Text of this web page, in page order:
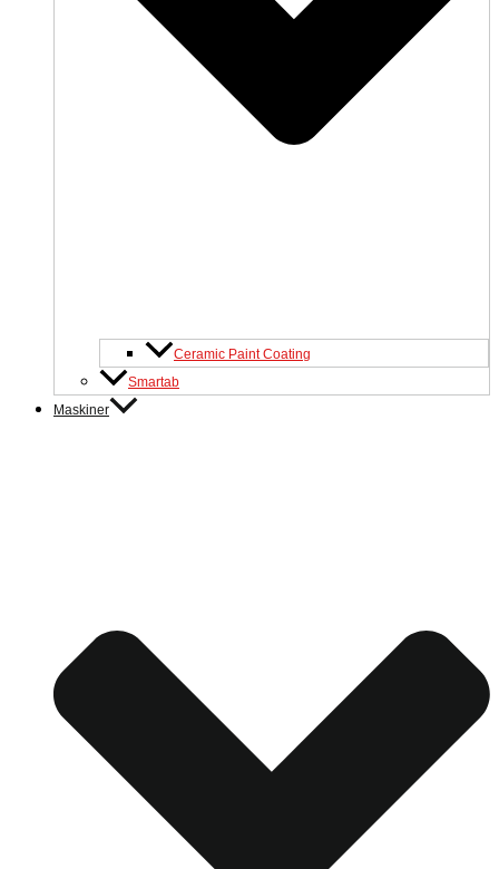
Ceramic Paint Coating
Smartab
Maskiner